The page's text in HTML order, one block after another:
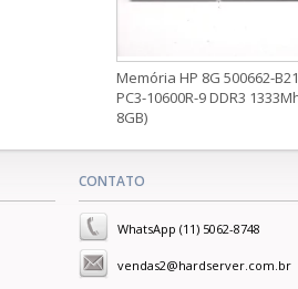
Memória HP 8G 500662-
PC3-10600R-9 DDR3
8GB)
CONTATO
WhatsApp (11) 5062-8748
vendas2@hardserver.com.br